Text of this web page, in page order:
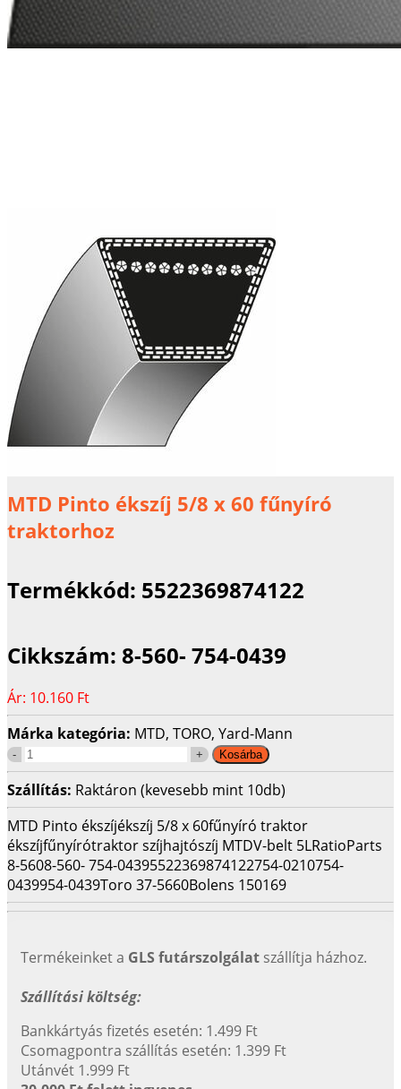
MTD Pinto ékszíj 5/8 x 60 fűnyíró
traktorhoz
Termékkód: 5522369874122
Cikkszám: 8-560- 754-0439
Ár: 10.160 Ft
Márka kategória: MTD, TORO, Yard-Mann
Szállítás: Raktáron (kevesebb mint 10db)
MTD Pinto ékszíjékszíj 5/8 x 60fűnyíró traktor
ékszíjfűnyírótraktor szíjhajtószíj MTDV-belt 5LRatioParts
8-5608-560- 754-04395522369874122754-0210754-
0439954-0439Toro 37-5660Bolens 150169
Termékeinket a GLS futárszolgálat szállítja házhoz.
Szállítási költség:
Bankkártyás fizetés esetén: 1.499 Ft
Csomagpontra szállítás esetén: 1.399 Ft
Utánvét 1.999 Ft